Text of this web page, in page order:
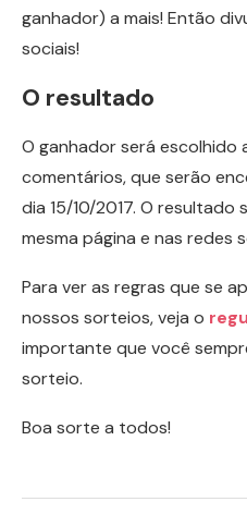
ganhador) a mais! Então
sociais!
O resultado
O ganhador será
comentários, que serão
dia 15/10/2017. O resultado
mesma página e nas redes
Para ver as regras que se
nossos sorteios, veja o
importante que você
sorteio.
Boa sorte a todos!